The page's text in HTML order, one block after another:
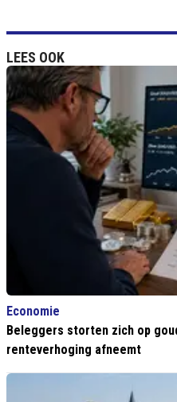
LEES OOK
Economie
Beleggers storten zich op
renteverhoging afneemt